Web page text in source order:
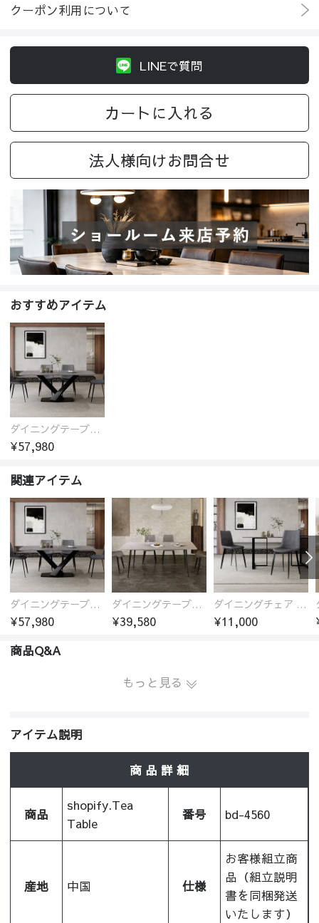
クーポン利用について
LINEで質問
カートに入れる
法人様向けお問合せ
おすすめアイテム
ダイニングテーブル おしゃれ セラミック天板 大理石柄 食卓 4人用 4人 6人 140cm 160cm 180cm 耐久性 耐熱 食事テーブル
¥57,980
関連アイテム
ダイニングテーブル おしゃれ セラミック天板 大理石柄 食卓 4人用 4人 6人 140cm 160cm 180cm 耐久性 耐熱 食事テーブル
¥57,980
ダイニングテーブル セラミック テーブル 食卓 6人掛け 4人掛け 大理石調 幅140cm 幅160cm 幅180cm モダン 北欧 傷 汚れに強い
¥39,580
ダイニングチェア セット チェア おしゃれ 北欧 イス 椅子 ダイニング用 食卓椅子 パーソナルチェア ダイニング椅子 グレー フェイクレザー
¥11,000
商品Q&A
もっと見る
アイテム説明
商 品 詳 細
商品
shopify.Tea
Table
番号 bd-4560
産地 中国 仕様
お客様組立商
品（組立説明
書を同梱発送
いたします）